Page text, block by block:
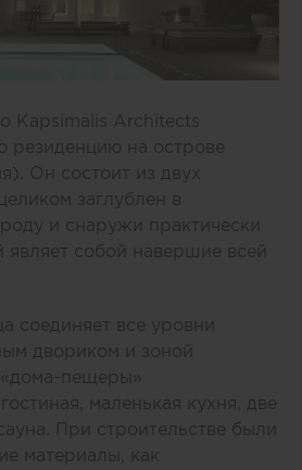
Kapsimalis Architects
резиденцию на острове
Он состоит из двух
заглублен в
и снаружи практически
являет собой навершие всей
соединяет все уровни
двориком и зоной
пещеры»
маленькая кухня, две
При строительстве были
материалы, как